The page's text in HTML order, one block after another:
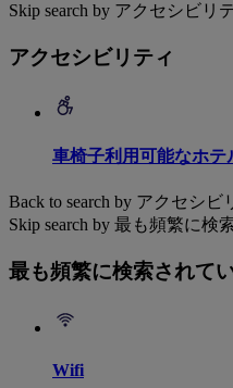
Skip search by アクセシビリ
アクセシビリティ
車椅子利用可能なホテ
Back to search by アクセシビ
Skip search by 最も頻繁に検
最も頻繁に検索されて
Wifi